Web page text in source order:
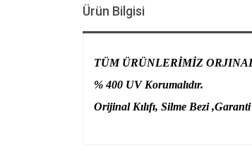
Ürün Bilgisi
TÜM ÜRÜNLERİMİZ
% 400 UV Korumalıdır.
Orijinal Kılıfı, Silme Bezi